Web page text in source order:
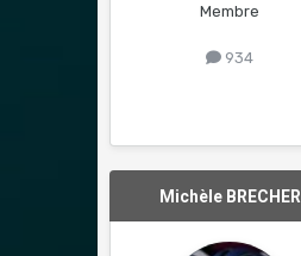
Membre
934
Michèle BRECHER